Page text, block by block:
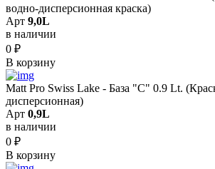
водно-дисперсионная краска)
Арт 9,0L
в наличии
0 ₽
В корзину
Matt Pro Swiss Lake - База "C" 0.9 Lt.
дисперсионная)
Арт 0,9L
в наличии
0 ₽
В корзину